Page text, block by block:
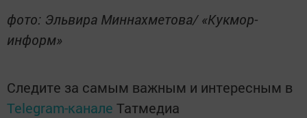
фото: Эльвира Миннахметова/ «Кукмор-
информ»
Следите за самым важным и интересным в
Telegram-канале Татмедиа